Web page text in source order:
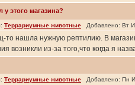
этого магазина?
Террариумные животные Добавлено: Вт
то нашла нужную рептилию. В
возникли из-за того,что когда я
Террариумные животные Добавлено: Пн